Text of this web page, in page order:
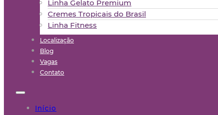
Linha Gelato Premium
Cremes Tropicais do Brasil
Linha Fitness
Localização
Blog
Vagas
Contato
Início